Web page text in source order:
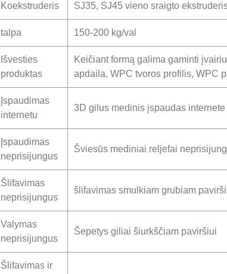
Koekstruderis SJ35, SJ45 vieno sraigto
talpa 150-200 kg/val
Išvesties
produktas
Keičiant formą galima gaminti
apdaila, WPC tvoros profilis, WPC
Įspaudimas
internetu
3D gilus medinis įspaudas internete
Įspaudimas
neprisijungus
Šviesūs mediniai reljefai
Šlifavimas
neprisijungus
šlifavimas smulkiam grubiam
Valymas
neprisijungus
Šepetys giliai šiurkščiam paviršiui
Šlifavimas ir